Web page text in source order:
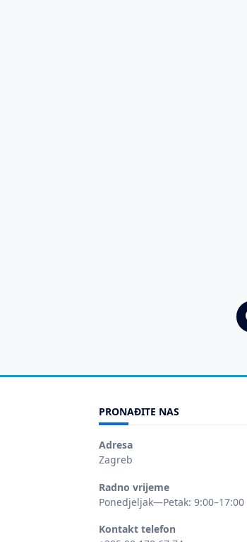
PRONAĐITE NAS
Adresa
Zagreb
Radno vrijeme
Ponedjeljak—Petak: 9:00–17:00
Kontakt telefon